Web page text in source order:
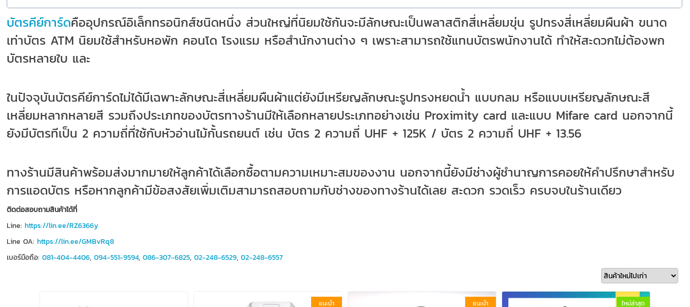
บัตรคีย์การ์ดคืออุปกรณ์อิเล็กทรอนิกส์ชนิดหนึ่ง ส่วนใหญ่ที่นิยมใช้กันจะมีลักษณะเป็นพลาสติกสี่เหลี่ยมขุ่น รูปทรงสี่เหลี่ยมผืนผ้า ขนาด
เท่าบัตร ATM นิยมใช้สำหรับหอพัก คอนโด โรงแรม หรือสำนักงานต่าง ๆ เพราะสามารถใช้แทนบัตรพนักงานได้ ทำให้สะดวกไม่ต้องพก
บัตรหลายใบ และ
ในปัจจุบันบัตรคีย์การ์ดไม่ได้มีเฉพาะลักษณะสี่เหลี่ยมผืนผ้าแต่ยังมีเหรียญลักษณะรูปทรงหยดน้ำ แบบกลม หรือแบบเหรียญลักษณะสี
เหลี่ยมหลากหลายสี รวมถึงประเภทของบัตรทางร้านมีให้เลือกหลายประเภทอย่างเช่น Proximity card และแบบ Mifare card นอกจากนี้
ยังมีบัตรทีเป็น 2 ความถี่ที่ใช้กับหัวอ่านไม้กั้นรถยนต์ เช่น บัตร 2 ความถี่ UHF + 125K / บัตร 2 ความถี่ UHF + 13.56
ทางร้านมีสินค้าพร้อมส่งมากมายให้ลูกค้าได้เลือกซื้อตามความเหมาะสมของงาน นอกจากนี้ยังมีช่างผู้ชำนาญการคอยให้คำปรึกษาสำหรับ
การแอดบัตร หรือหากลูกค้ามีข้อสงสัยเพิ่มเติมสามารถสอบถามกับช่างของทางร้านได้เลย สะดวก รวดเร็ว ครบจบในร้านเดียว
ติดต่อสอบถามสินค้าได้ที่
Line:https://lin.ee/RZ6366y
Line OA:https://lin.ee/GMBvRq8
เบอร์มือถือ:081-404-4406,094-551-9594,086-307-6825,02-248-6529,02-248-6557
แนะนำ แนะนำ ใหม่ล่าสุด